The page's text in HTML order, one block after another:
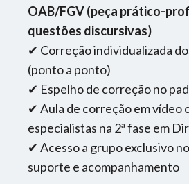
OAB/FGV (peça prático-
questões discursivas)
✔ Correção individualizada
(ponto a ponto)
✔ Espelho de correção no
✔ Aula de correção em vídeo
especialistas na 2ª fase em
✔ Acesso a grupo exclusivo
suporte e acompanhamento